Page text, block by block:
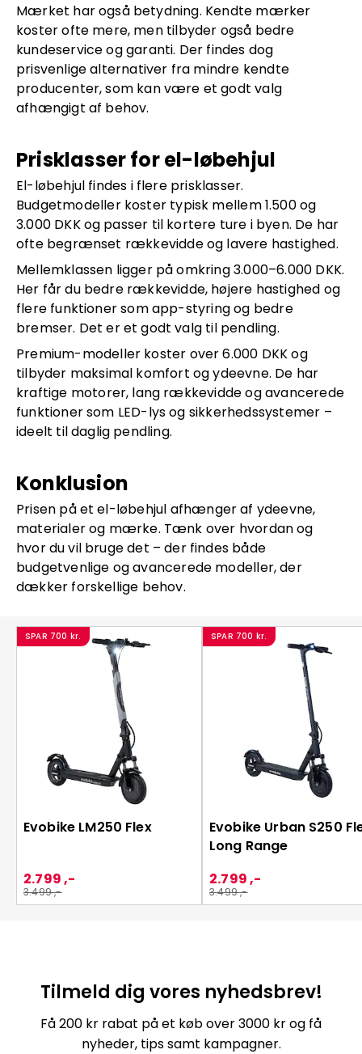
Mærket har også betydning. Kendte mærker
koster ofte mere, men tilbyder også bedre
kundeservice og garanti. Der findes dog
prisvenlige alternativer fra mindre kendte
producenter, som kan være et godt valg
afhængigt af behov.
Prisklasser for el-løbehjul
El-løbehjul findes i flere prisklasser.
Budgetmodeller koster typisk mellem 1.500 og
3.000 DKK og passer til kortere ture i byen. De har
ofte begrænset rækkevidde og lavere hastighed.
Mellemklassen ligger på omkring 3.000–6.000 DKK.
Her får du bedre rækkevidde, højere hastighed og
flere funktioner som app-styring og bedre
bremser. Det er et godt valg til pendling.
Premium-modeller koster over 6.000 DKK og
tilbyder maksimal komfort og ydeevne. De har
kraftige motorer, lang rækkevidde og avancerede
funktioner som LED-lys og sikkerhedssystemer –
ideelt til daglig pendling.
Konklusion
Prisen på et el-løbehjul afhænger af ydeevne,
materialer og mærke. Tænk over hvordan og
hvor du vil bruge det – der findes både
budgetvenlige og avancerede modeller, der
dækker forskellige behov.
SPAR 700 kr.
Evobike LM250 Flex
3.499 ,-
2.799 ,-
SPAR 700 kr.
Evobike Urban S250
Long Range
3.499 ,-
2.799 ,-
Tilmeld dig vores nyhedsbrev!
Få 200 kr rabat på et køb over 3000 kr og få
nyheder, tips samt kampagner.